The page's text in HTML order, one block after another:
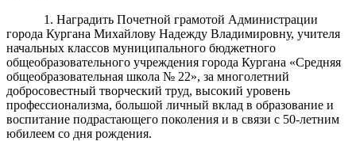
1. Наградить Почетной грамотой Администрации
города Кургана Михайлову Надежду Владимировну, учителя
начальных классов муниципального бюджетного
общеобразовательного учреждения города Кургана «Средняя
общеобразовательная школа № 22», за многолетний
добросовестный творческий труд, высокий уровень
профессионализма, большой личный вклад в образование и
воспитание подрастающего поколения и в связи с 50-летним
юбилеем со дня рождения.